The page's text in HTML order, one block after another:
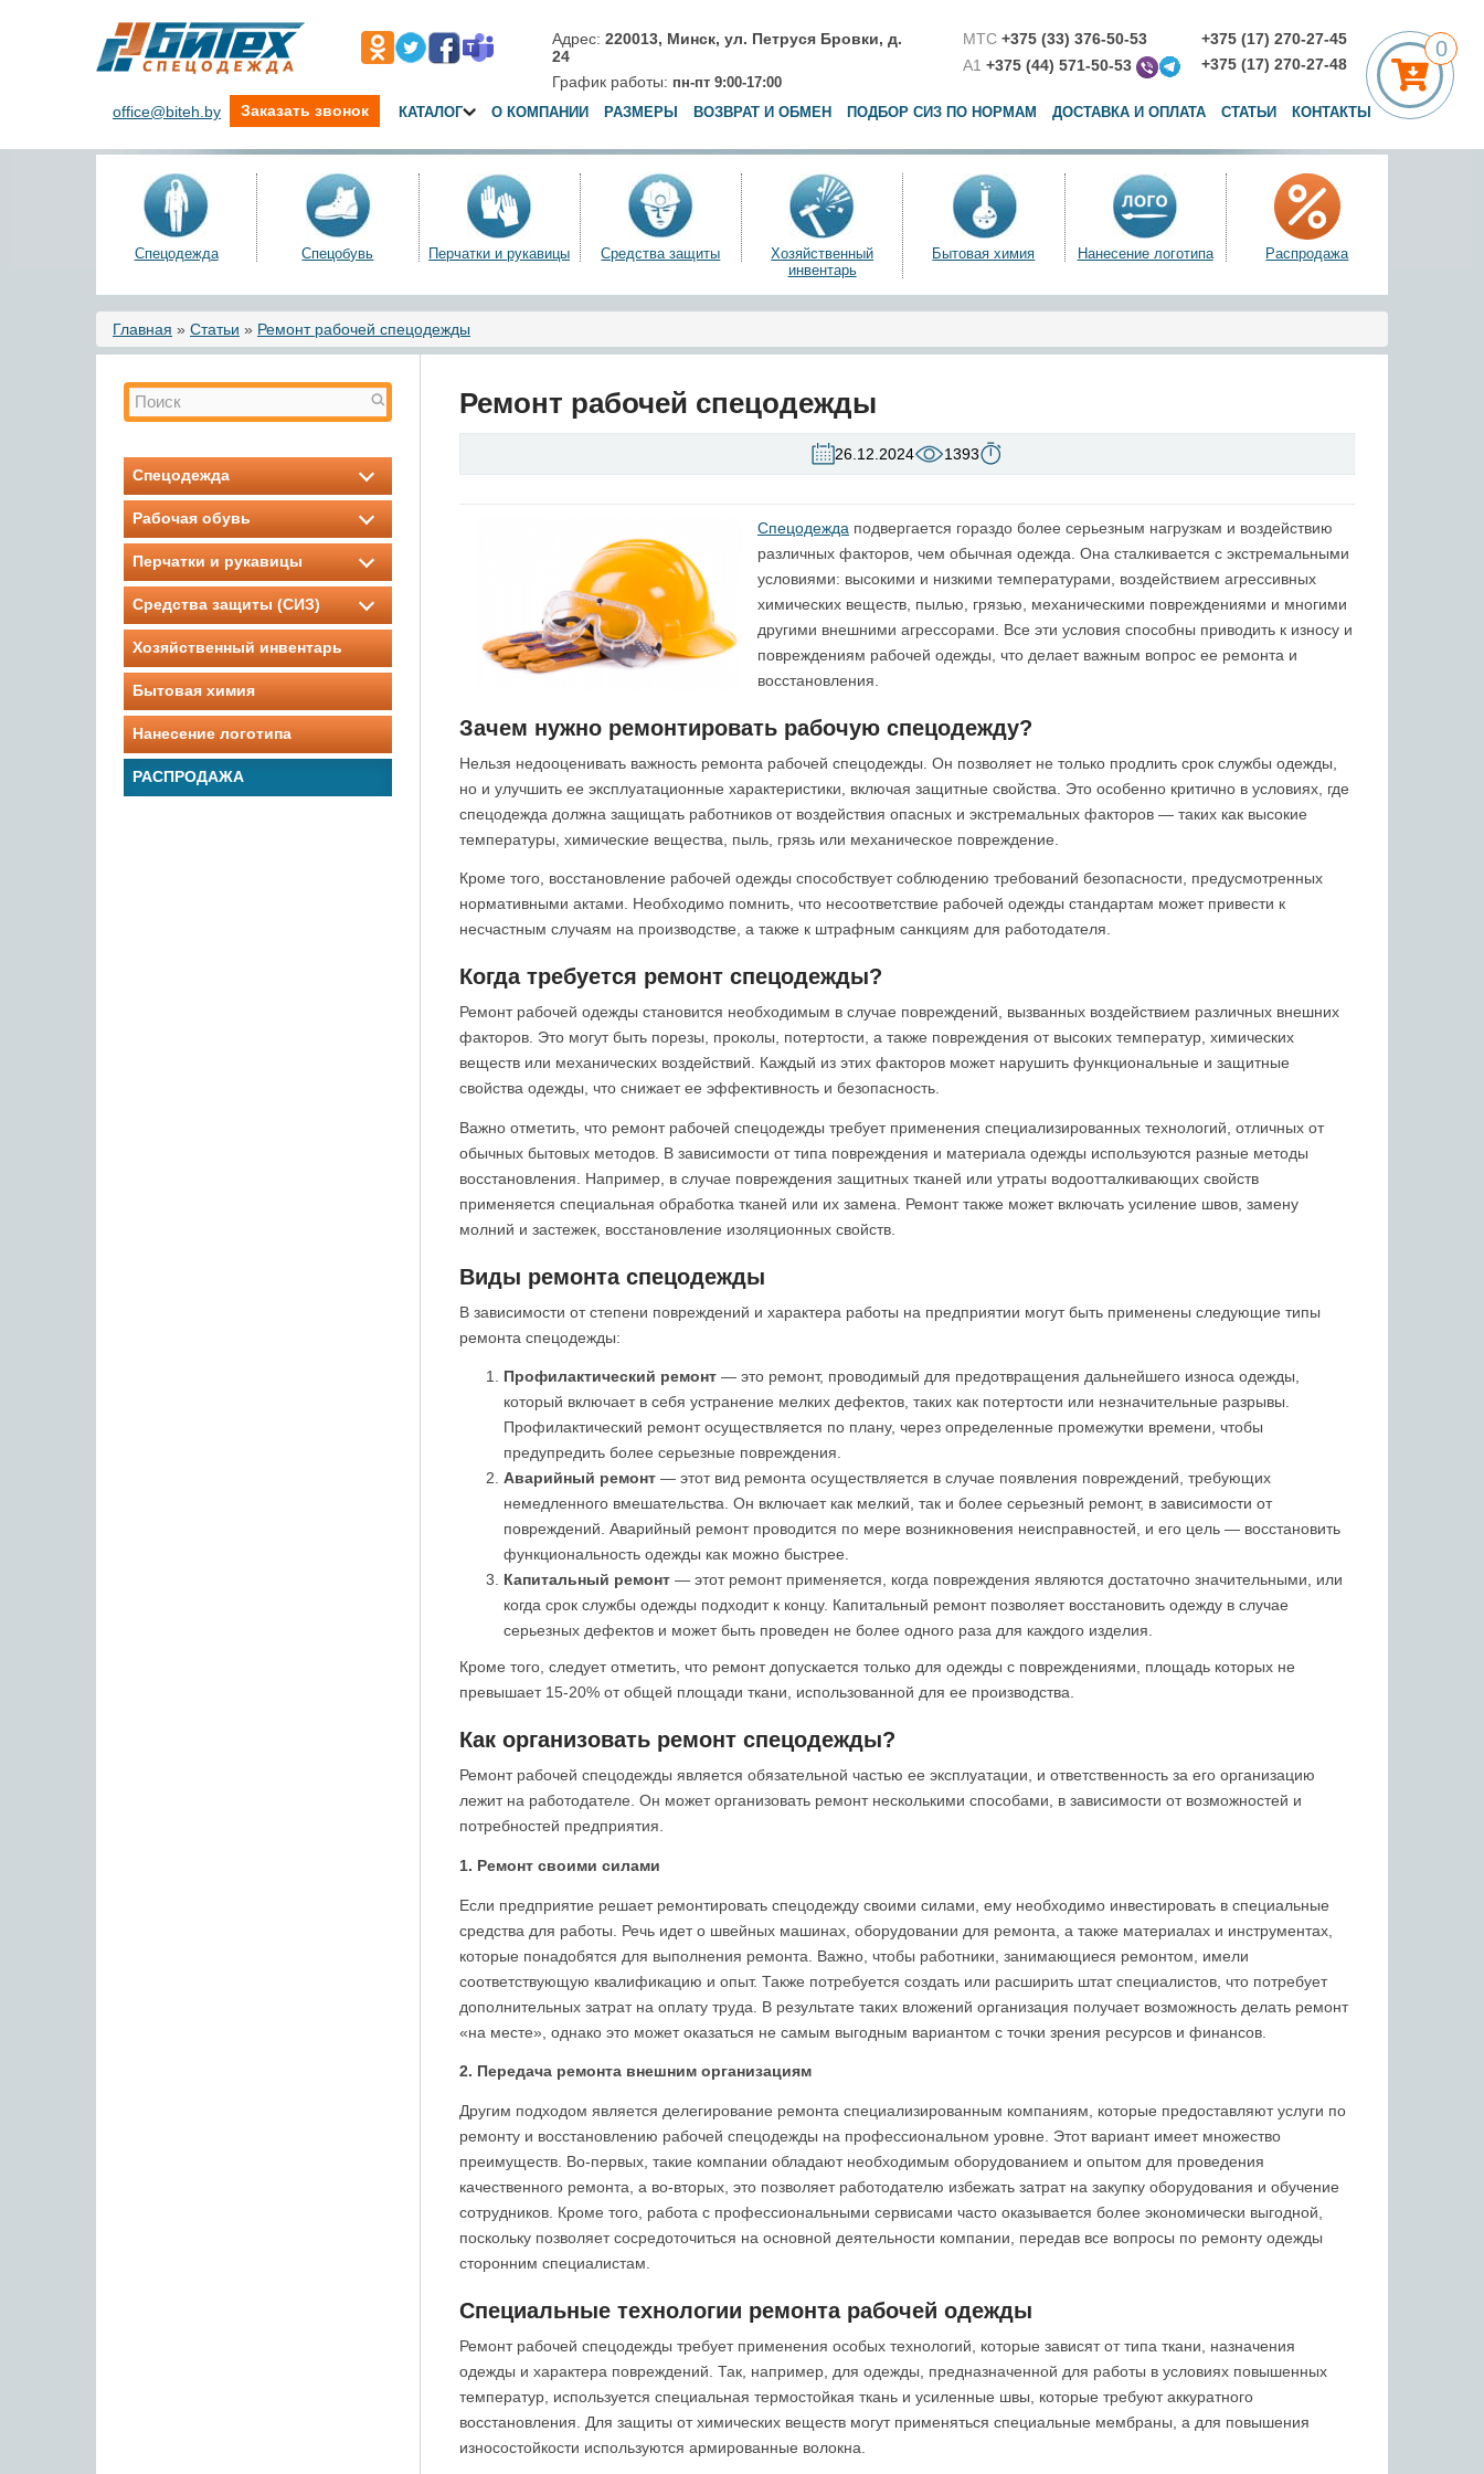
Адрес: 220013, Минск, ул. Петруся Бровки, д.
24
График работы: пн-пт 9:00-17:00
МТС +375 (33) 376-50-53
A1 +375 (44) 571-50-53
+375 (17) 270-27-45
+375 (17) 270-27-48
office@biteh.by Заказать звонок КАТАЛОГ О КОМПАНИИ РАЗМЕРЫ ВОЗВРАТ И ОБМЕН ПОДБОР СИЗ ПО НОРМАМ ДОСТАВКА И ОПЛАТА СТАТЬИ КОНТАКТЫ
Спецодежда Спецобувь Перчатки и рукавицы Средства защиты
Хозяйственный
инвентарь
Бытовая химия Нанесение логотипа Распродажа
Вы здесь
Главная » Статьи » Ремонт рабочей спецодежды
Форма поиска
Поиск
Спецодежда
Рабочая обувь
Перчатки и рукавицы
Средства защиты (СИЗ)
Хозяйственный инвентарь
Бытовая химия
Нанесение логотипа
РАСПРОДАЖА
Ремонт рабочей спецодежды
26.12.2024 1393
Спецодежда подвергается гораздо более серьезным нагрузкам и воздействию
различных факторов, чем обычная одежда. Она сталкивается с экстремальными
условиями: высокими и низкими температурами, воздействием агрессивных
химических веществ, пылью, грязью, механическими повреждениями и многими
другими внешними агрессорами. Все эти условия способны приводить к износу и
повреждениям рабочей одежды, что делает важным вопрос ее ремонта и
восстановления.
Зачем нужно ремонтировать рабочую спецодежду?
Нельзя недооценивать важность ремонта рабочей спецодежды. Он позволяет не только продлить срок службы одежды,
но и улучшить ее эксплуатационные характеристики, включая защитные свойства. Это особенно критично в условиях, где
спецодежда должна защищать работников от воздействия опасных и экстремальных факторов — таких как высокие
температуры, химические вещества, пыль, грязь или механическое повреждение.
Кроме того, восстановление рабочей одежды способствует соблюдению требований безопасности, предусмотренных
нормативными актами. Необходимо помнить, что несоответствие рабочей одежды стандартам может привести к
несчастным случаям на производстве, а также к штрафным санкциям для работодателя.
Когда требуется ремонт спецодежды?
Ремонт рабочей одежды становится необходимым в случае повреждений, вызванных воздействием различных внешних
факторов. Это могут быть порезы, проколы, потертости, а также повреждения от высоких температур, химических
веществ или механических воздействий. Каждый из этих факторов может нарушить функциональные и защитные
свойства одежды, что снижает ее эффективность и безопасность.
Важно отметить, что ремонт рабочей спецодежды требует применения специализированных технологий, отличных от
обычных бытовых методов. В зависимости от типа повреждения и материала одежды используются разные методы
восстановления. Например, в случае повреждения защитных тканей или утраты водоотталкивающих свойств
применяется специальная обработка тканей или их замена. Ремонт также может включать усиление швов, замену
молний и застежек, восстановление изоляционных свойств.
Виды ремонта спецодежды
В зависимости от степени повреждений и характера работы на предприятии могут быть применены следующие типы
ремонта спецодежды:
Профилактический ремонт— это ремонт, проводимый для предотвращения дальнейшего износа одежды,
который включает в себя устранение мелких дефектов, таких как потертости или незначительные разрывы.
Профилактический ремонт осуществляется по плану, через определенные промежутки времени, чтобы
предупредить более серьезные повреждения.
Аварийный ремонт— этот вид ремонта осуществляется в случае появления повреждений, требующих
немедленного вмешательства. Он включает как мелкий, так и более серьезный ремонт, в зависимости от
повреждений. Аварийный ремонт проводится по мере возникновения неисправностей, и его цель — восстановить
функциональность одежды как можно быстрее.
Капитальный ремонт— этот ремонт применяется, когда повреждения являются достаточно значительными, или
когда срок службы одежды подходит к концу. Капитальный ремонт позволяет восстановить одежду в случае
серьезных дефектов и может быть проведен не более одного раза для каждого изделия.
Кроме того, следует отметить, что ремонт допускается только для одежды с повреждениями, площадь которых не
превышает 15-20% от общей площади ткани, использованной для ее производства.
Как организовать ремонт спецодежды?
Ремонт рабочей спецодежды является обязательной частью ее эксплуатации, и ответственность за его организацию
лежит на работодателе. Он может организовать ремонт несколькими способами, в зависимости от возможностей и
потребностей предприятия.
1. Ремонт своими силами
Если предприятие решает ремонтировать спецодежду своими силами, ему необходимо инвестировать в специальные
средства для работы. Речь идет о швейных машинах, оборудовании для ремонта, а также материалах и инструментах,
которые понадобятся для выполнения ремонта. Важно, чтобы работники, занимающиеся ремонтом, имели
соответствующую квалификацию и опыт. Также потребуется создать или расширить штат специалистов, что потребует
дополнительных затрат на оплату труда. В результате таких вложений организация получает возможность делать ремонт
«на месте», однако это может оказаться не самым выгодным вариантом с точки зрения ресурсов и финансов.
2. Передача ремонта внешним организациям
Другим подходом является делегирование ремонта специализированным компаниям, которые предоставляют услуги по
ремонту и восстановлению рабочей спецодежды на профессиональном уровне. Этот вариант имеет множество
преимуществ. Во-первых, такие компании обладают необходимым оборудованием и опытом для проведения
качественного ремонта, а во-вторых, это позволяет работодателю избежать затрат на закупку оборудования и обучение
сотрудников. Кроме того, работа с профессиональными сервисами часто оказывается более экономически выгодной,
поскольку позволяет сосредоточиться на основной деятельности компании, передав все вопросы по ремонту одежды
сторонним специалистам.
Специальные технологии ремонта рабочей одежды
Ремонт рабочей спецодежды требует применения особых технологий, которые зависят от типа ткани, назначения
одежды и характера повреждений. Так, например, для одежды, предназначенной для работы в условиях повышенных
температур, используется специальная термостойкая ткань и усиленные швы, которые требуют аккуратного
восстановления. Для защиты от химических веществ могут применяться специальные мембраны, а для повышения
износостойкости используются армированные волокна.
0